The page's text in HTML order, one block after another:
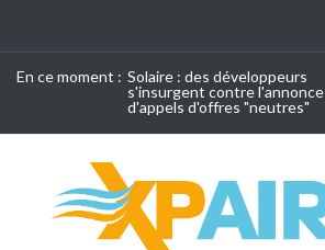
En ce moment : Solaire : des développeurs
s'insurgent contre l'annonce
d'appels d'offres "neutres"